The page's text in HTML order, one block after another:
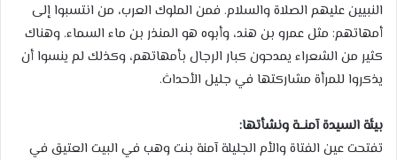
النبيين عليهم الصلاة والسلام. فمن الملوك العرب، من انتسبوا إلى
أمهاتهم: مثل عمرو بن هند، وأبوه هو المنذر بن ماء السماء. وهناك
كثير من الشعراء يمدحون كبار الرجال بأمهاتهم، وكذلك لم ينسوا أن
يذكروا للمرأة مشاركتها في جليل الأحداث.
بيئة السيدة آمنــة ونشأتها:
تفتحت عين الفتاة والأم الجليلة آمنة بنت وهب في البيت العتيق في